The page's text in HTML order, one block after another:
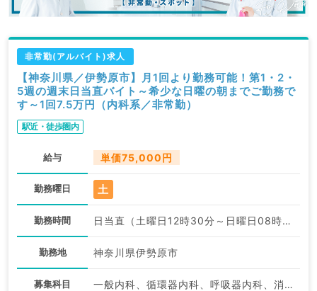
非常勤(アルバイト)求人
【神奈川県／伊勢原市】月1回より勤務可能！第1・2・
5週の週末日当直バイト～希少な日曜の朝までご勤務で
す～1回7.5万円（内科系／非常勤）
駅近・徒歩圏内
給与 単価75,000円
勤務曜日 土
勤務時間 日当直（土曜日12時30分～日曜日08時30分）:12:30〜08:30
勤務地 神奈川県伊勢原市
募集科目 一般内科、循環器内科、呼吸器内科、消化器内科、内分泌・代謝内科、腎臓内科、老年内科